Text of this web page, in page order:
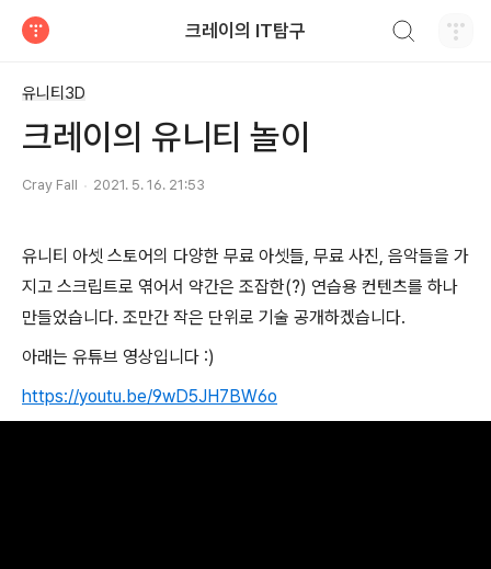
크레이의 IT탐구
유니티3D
크레이의 유니티 놀이
Cray Fall 2021. 5. 16. 21:53
유니티 아셋 스토어의 다양한 무료 아셋들, 무료 사진, 음악들을 가
지고 스크립트로 엮어서 약간은 조잡한(?) 연습용 컨텐츠를 하나
만들었습니다. 조만간 작은 단위로 기술 공개하겠습니다.
아래는 유튜브 영상입니다 :)
https://youtu.be/9wD5JH7BW6o